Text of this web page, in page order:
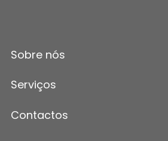
Sobre nós
Serviços
Contactos